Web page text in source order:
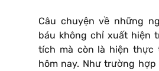
Câu chuyện về những
báu không chỉ xuất hiện
tích mà còn là hiện thực
hôm nay. Như trường